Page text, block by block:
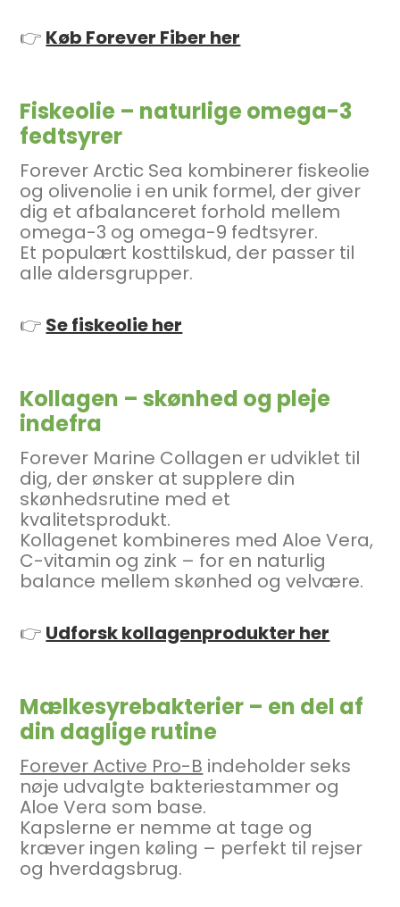
👉 Køb Forever Fiber her
Fiskeolie – naturlige omega-3
fedtsyrer
Forever Arctic Sea kombinerer fiskeolie
og olivenolie i en unik formel, der giver
dig et afbalanceret forhold mellem
omega-3 og omega-9 fedtsyrer.
Et populært kosttilskud, der passer til
alle aldersgrupper.
👉 Se fiskeolie her
Kollagen – skønhed og pleje
indefra
Forever Marine Collagen er udviklet til
dig, der ønsker at supplere din
skønhedsrutine med et
kvalitetsprodukt.
Kollagenet kombineres med Aloe Vera,
C-vitamin og zink – for en naturlig
balance mellem skønhed og velvære.
👉 Udforsk kollagenprodukter her
Mælkesyrebakterier – en del af
din daglige rutine
Forever Active Pro-B indeholder seks
nøje udvalgte bakteriestammer og
Aloe Vera som base.
Kapslerne er nemme at tage og
kræver ingen køling – perfekt til rejser
og hverdagsbrug.